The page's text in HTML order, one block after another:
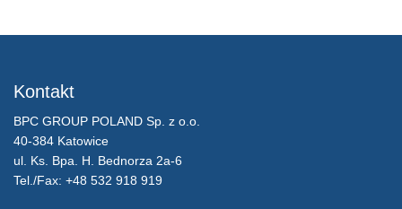
Kontakt
BPC GROUP POLAND Sp. z o.o.
40-384 Katowice
ul. Ks. Bpa. H. Bednorza 2a-6
Tel./Fax: +48 532 918 919